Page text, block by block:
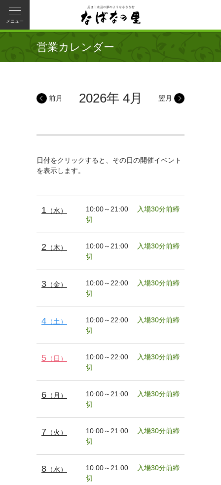
メニュー
営業カレンダー
2026年 4月
前月 翌月
日付をクリックすると、その日の開催イベント
を表示します。
1 （水） 10:00～21:00 入場30分前締
切
2 （木） 10:00～21:00 入場30分前締
切
3 （金） 10:00～22:00 入場30分前締
切
4 （土） 10:00～22:00 入場30分前締
切
5 （日） 10:00～22:00 入場30分前締
切
6 （月） 10:00～21:00 入場30分前締
切
7 （火） 10:00～21:00 入場30分前締
切
8 （水） 10:00～21:00 入場30分前締
切